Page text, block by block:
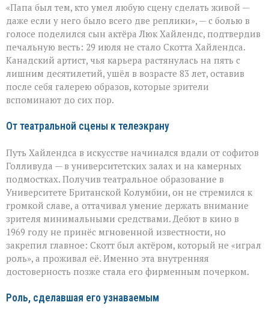
умел
делать
второстепенное
незабываемым»:
ушёл
Скотт
Хайлендс
«Папа был тем, кто умел любую сцену сделать живой —
даже если у него было всего две реплики», — с болью в
голосе поделился сын актёра Люк Хайлендс, подтвердив
печальную весть: 29 июля не стало Скотта Хайлендса.
Канадский артист, чья карьера растянулась на пять с
лишним десятилетий, ушёл в возрасте 83 лет, оставив
после себя галерею образов, которые зрители
вспоминают до сих пор.
От театральной сцены к телеэкрану
Путь Хайлендса в искусстве начинался вдали от софитов
Голливуда — в университетских залах и на камерных
подмостках. Получив театральное образование в
Университете Британской Колумбии, он не стремился к
громкой славе, а оттачивал умение держать внимание
зрителя минимальными средствами. Дебют в кино в
1969 году не принёс мгновенной известности, но
закрепил главное: Скотт был актёром, который не «играл
роль», а проживал её. Именно эта внутренняя
достоверность позже стала его фирменным почерком.
Роль, сделавшая его узнаваемым